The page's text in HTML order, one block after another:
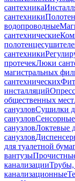
сантехника
сантехники
водопроводные
сантехнические
сантехники
протечекЛюки
магистральных
сантехнических
инсталляций
общественных мест
санузловСушилки
санузлов
санузловЛоктевые
санузлов
для туалетной
вантузы
канализацииТрубы,
канализационные